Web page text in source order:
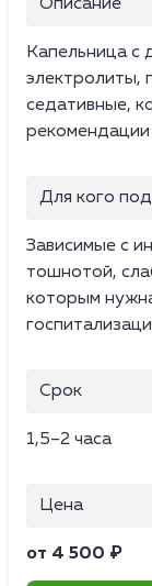
Описание
Капельница с
электролиты,
седативные,
рекомендации
Для кого
Зависимые с
тошнотой,
которым
Срок
1,5–2 часа
Цена
от 4 500 ₽